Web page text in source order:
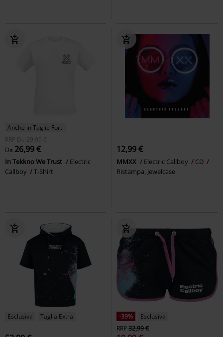
Anche in Taglie Forti
RRP
Da 29,99 €
Da 26,99 €
In Tekkno We Trust
Electric
Callboy
T-Shirt
12,99 €
MMXX Electric Callboy
CD
Ristampa, Jewelcase
Esclusiva Taglia Extra -39%
Esclusiva
RRP32,99 €